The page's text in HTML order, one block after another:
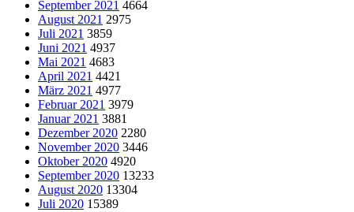
September 2021 4664
August 2021 2975
Juli 2021 3859
Juni 2021 4937
Mai 2021 4683
April 2021 4421
März 2021 4977
Februar 2021 3979
Januar 2021 3881
Dezember 2020 2280
November 2020 3446
Oktober 2020 4920
September 2020 13233
August 2020 13304
Juli 2020 15389